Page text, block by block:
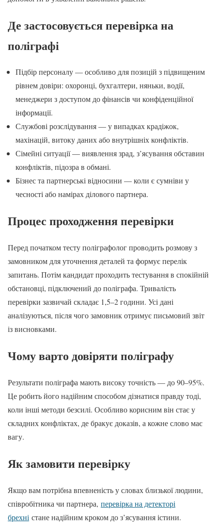
Де застосовується перевірка на
поліграфі
Підбір персоналу — особливо для позицій з підвищеним
рівнем довіри: охоронці, бухгалтери, няньки, водії,
менеджери з доступом до фінансів чи конфіденційної
інформації.
Службові розслідування — у випадках крадіжок,
махінацій, витоку даних або внутрішніх конфліктів.
Сімейні ситуації — виявлення зрад, з’ясування обставин
конфліктів, підозра в обмані.
Бізнес та партнерські відносини — коли є сумніви у
чесності або намірах ділового партнера.
Процес проходження перевірки
Перед початком тесту поліграфолог проводить розмову з
замовником для уточнення деталей та формує перелік
запитань. Потім кандидат проходить тестування в спокійній
обстановці, підключений до поліграфа. Тривалість
перевірки зазвичай складає 1,5–2 години. Усі дані
аналізуються, після чого замовник отримує письмовий звіт
із висновками.
Чому варто довіряти поліграфу
Результати поліграфа мають високу точність — до 90–95%.
Це робить його надійним способом дізнатися правду тоді,
коли інші методи безсилі. Особливо корисним він стає у
складних конфліктах, де бракує доказів, а кожне слово має
вагу.
Як замовити перевірку
Якщо вам потрібна впевненість у словах близької людини,
співробітника чи партнера, перевірка на детекторі
брехні стане надійним кроком до з’ясування істини.